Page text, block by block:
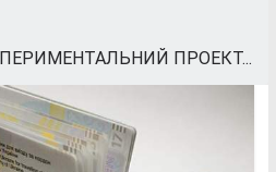
ПРОЕКТ...